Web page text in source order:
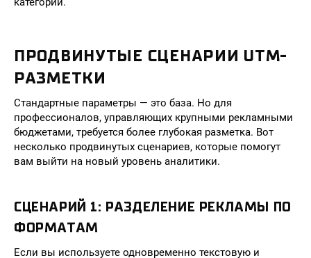
ПРОДВИНУТЫЕ СЦЕНАРИИ UTM-
РАЗМЕТКИ
Стандартные параметры — это база. Но для
профессионалов, управляющих крупными рекламными
бюджетами, требуется более глубокая разметка. Вот
несколько продвинутых сценариев, которые помогут
вам выйти на новый уровень аналитики.
СЦЕНАРИЙ 1: РАЗДЕЛЕНИЕ РЕКЛАМЫ ПО
ФОРМАТАМ
Если вы используете одновременно текстовую и